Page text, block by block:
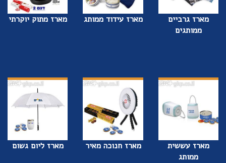
מארז גרביים
ממותגים
מארז עידוד ממותג מארז מתוק יוקרתי
מארז עששית
ממותג
מארז חנוכה מאיר מארז ליום גשום